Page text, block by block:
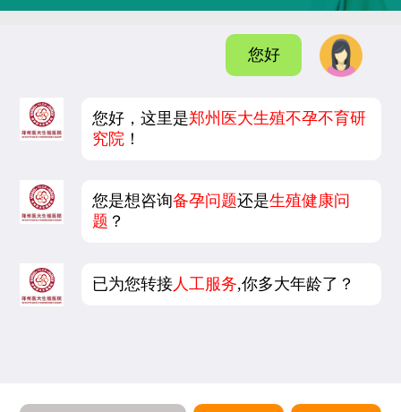
您好
您好，这里是郑州医大生殖不孕不育研
究院 ！
您是想咨询备孕问题还是生殖健康问
题 ？
已为您转接 人工服务,你多大年龄了？